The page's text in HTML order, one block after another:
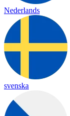
Nederlands
svenska